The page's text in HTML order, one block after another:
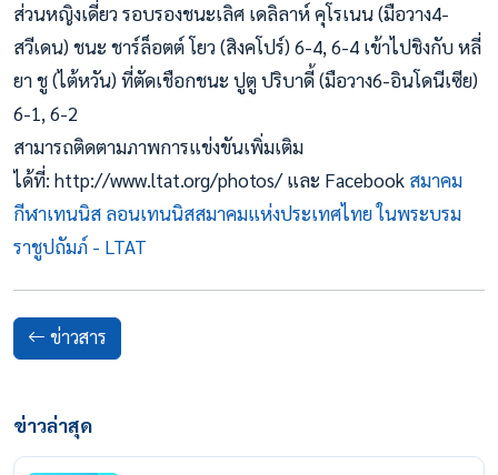
ส่วนหญิงเดี่ยว รอบรองชนะเลิศ เดลิลาห์ คุโรเนน (มือวาง4-
สวีเดน) ชนะ ชาร์ล็อตต์ โยว (สิงคโปร์) 6-4, 6-4 เข้าไปชิงกับ หลี่
ยา ชู (ไต้หวัน) ที่ตัดเชือกชนะ ปูตู ปริบาดี้ (มือวาง6-อินโดนีเซีย)
6-1, 6-2
สามารถติดตามภาพการแข่งขันเพิ่มเติม
ได้ที่: http://www.ltat.org/photos/ และ Facebook สมาคม
กีฬาเทนนิส ลอนเทนนิสสมาคมแห่งประเทศไทย ในพระบรม
ราชูปถัมภ์ - LTAT
ข่าวสาร
ข่าวล่าสุด